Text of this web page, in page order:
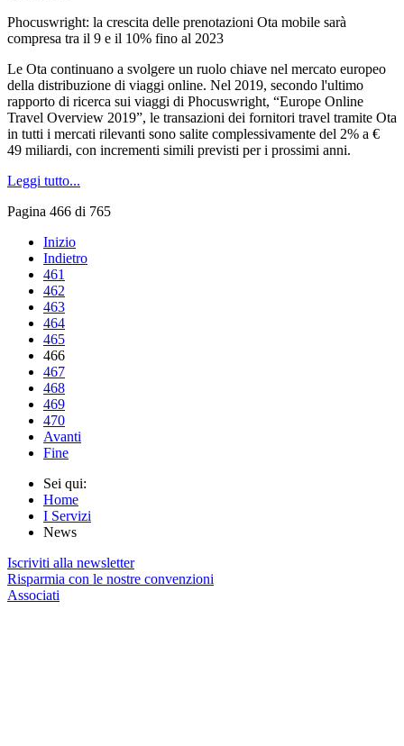
Phocuswright: la crescita delle prenotazioni Ota mobile sarà
compresa tra il 9 e il 10% fino al 2023
Le Ota continuano a svolgere un ruolo chiave nel mercato europeo
della distribuzione di viaggi online. Nel 2019, secondo l'ultimo
rapporto di ricerca sui viaggi di Phocuswright, “Europe Online
Travel Overview 2019”, le transazioni dei fornitori travel tramite Ota
in tutti i mercati rilevanti sono salite complessivamente del 2% a €
49 miliardi, con incrementi simili previsti per i prossimi anni.
Leggi tutto...
Pagina 466 di 765
Inizio
Indietro
461
462
463
464
465
466
467
468
469
470
Avanti
Fine
Sei qui:
Home
I Servizi
News
Iscriviti alla newsletter
Risparmia con le nostre convenzioni
Associati